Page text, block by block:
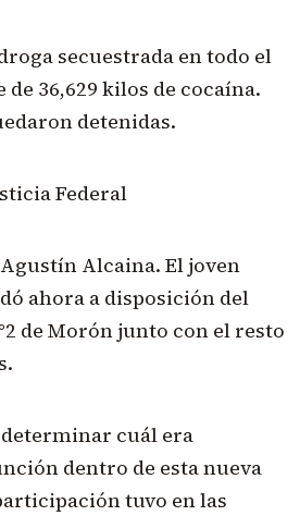
secuestrada en todo el
36,629 kilos de cocaína.
detenidas.
Federal
Alcaina. El joven
ahora a disposición del
de Morón junto con el resto
cuál era
dentro de esta nueva
tuvo en las